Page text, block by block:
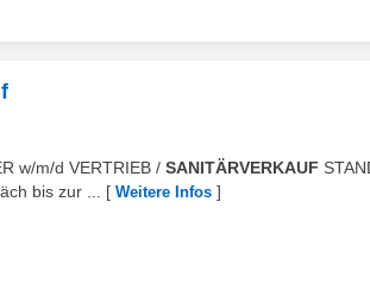
w/m/d VERTRIEB / SANITÄRVERKAUF
bis zur ...
[ Weitere Infos ]